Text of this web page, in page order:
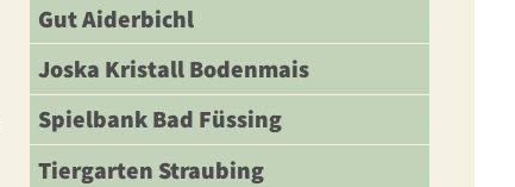
Gut Aiderbichl
Joska Kristall Bodenmais
Spielbank Bad Füssing
Tiergarten Straubing